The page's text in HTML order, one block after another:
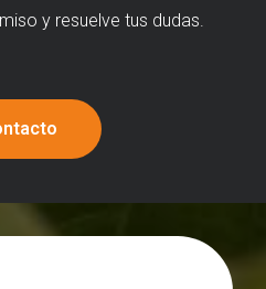
y resuelve tus dudas.